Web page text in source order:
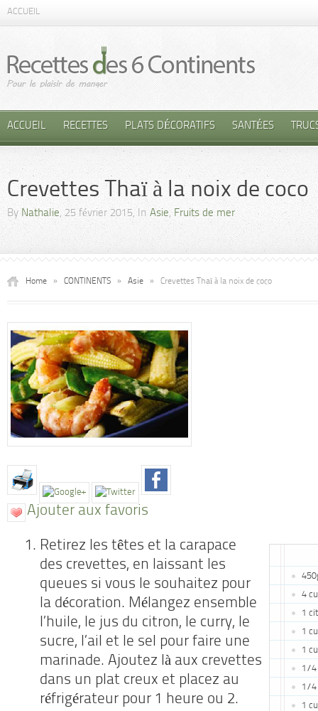
ACCUEIL
ACCUEIL RECETTES PLATS DÉCORATIFS SANTÉES
Crevettes Thaï à la noix de coco
By Nathalie, 25 février 2015, In Asie, Fruits de mer
Home » CONTINENTS » Asie » Crevettes Thaï à la noix de coco
Ajouter aux favoris
4
1
1
1
1/4
1/4
1
Retirez les têtes et la carapace
des crevettes, en laissant les
queues si vous le souhaitez pour
la décoration. Mélangez ensemble
l’huile, le jus du citron, le curry, le
sucre, l’ail et le sel pour faire une
marinade. Ajoutez là aux crevettes
dans un plat creux et placez au
réfrigérateur pour 1 heure ou 2.